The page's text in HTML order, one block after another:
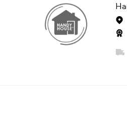
ДЕКОРАТИВНЫЕ
КЛЮЧЕВИНЫ
ПОВОРОТНЫЕ РУЧКИ/